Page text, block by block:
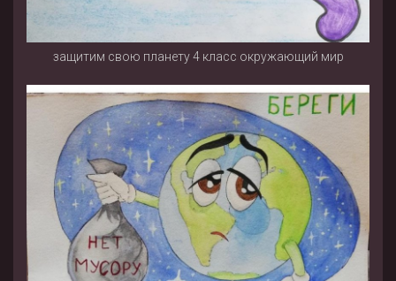
защитим свою планету 4 класс окружающий мир